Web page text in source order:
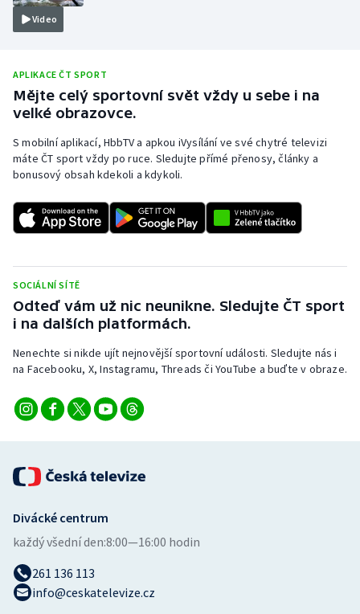
Plážový volejbal
Rychlobruslení
Rychlostní kanoistika
Short track
Sportovní střelba
Triatlon
Vodní slalom
Volejbal
Video
APLIKACE ČT SPORT
Mějte celý sportovní svět vždy u sebe i na
velké obrazovce.
S mobilní aplikací, HbbTV a apkou iVysílání ve své chytré televizi
máte ČT sport vždy po ruce. Sledujte přímé přenosy, články a
bonusový obsah kdekoli a kdykoli.
SOCIÁLNÍ SÍTĚ
Odteď vám už nic neunikne. Sledujte ČT sport
i na dalších platformách.
Nenechte si nikde ujít nejnovější sportovní události. Sledujte nás i
na Facebooku, X, Instagramu, Threads či YouTube a buďte v obraze.
Divácké centrum
každý všední den:8:00—16:00 hodin
261 136 113
info@ceskatelevize.cz